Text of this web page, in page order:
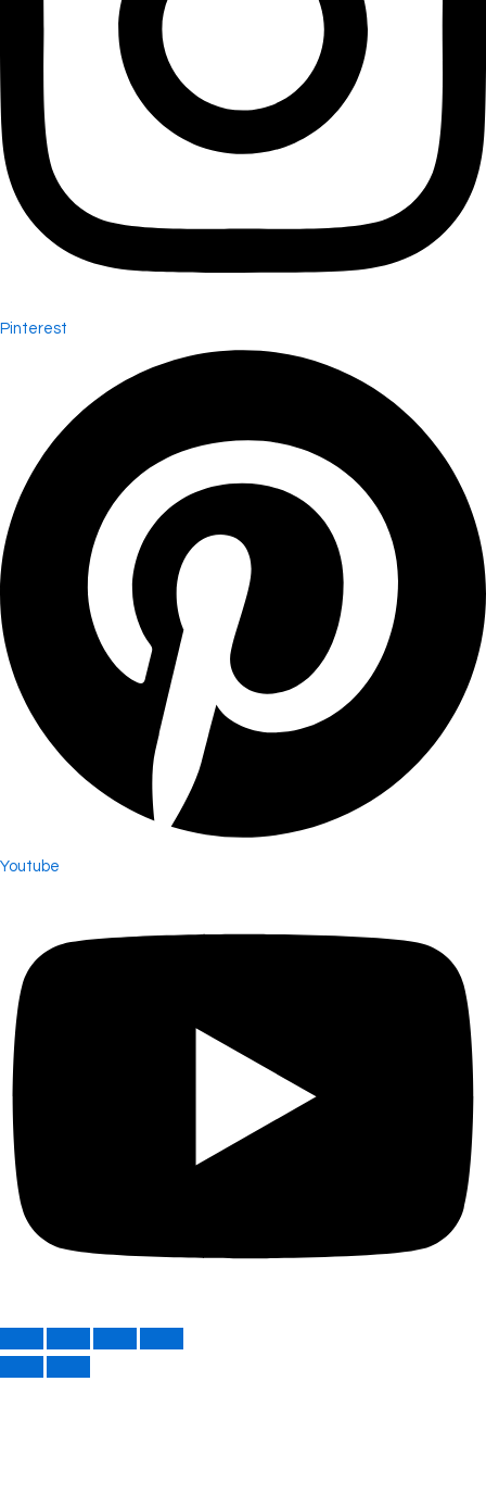
Pinterest
Youtube